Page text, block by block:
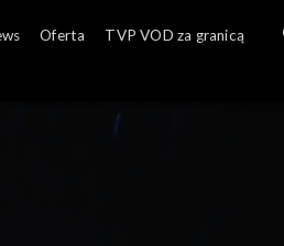
Oferta TVP VOD za granicą